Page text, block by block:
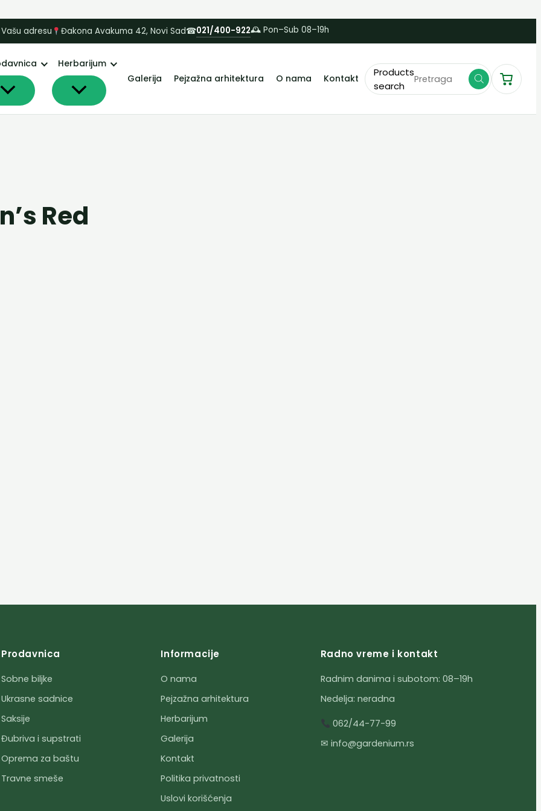
adresu Đakona Avakuma 42, Novi Sad☎021/400-922🕰 Pon–Sub 08–19h
Herbarijum
Galerija
Pejzažna arhitektura O nama Kontakt
Products
search
Red
Prodavnica
Sobne biljke
Ukrasne sadnice
Saksije
Đubriva i supstrati
Oprema za baštu
Travne smeše
Informacije
O nama
Pejzažna arhitektura
Herbarijum
Galerija
Kontakt
Politika privatnosti
Uslovi korišćenja
Radno vreme i kontakt
Radnim danima i subotom: 08–19h
Nedelja: neradna
062/44-77-99
✉ info@gardenium.rs